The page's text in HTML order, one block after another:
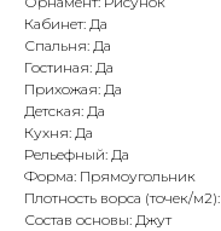
Кабинет: Да
Спальня: Да
Гостиная: Да
Прихожая: Да
Детская: Да
Кухня: Да
Рельефный: Да
Форма: Прямоугольник
Плотность ворса (точек/
Состав основы: Джут